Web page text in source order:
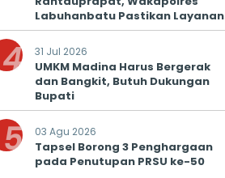
Labuhanbatu Pastikan Layanan
Prima untuk Masyarakat
4 31 Jul 2026
UMKM Madina Harus Bergerak
dan Bangkit, Butuh Dukungan
Bupati
5 03 Agu 2026
Tapsel Borong 3 Penghargaan
pada Penutupan PRSU ke-50